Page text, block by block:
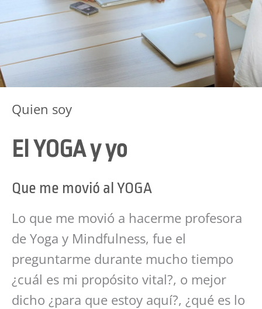
Quien soy
El YOGA y yo
Que me movió al YOGA
Lo que me movió a hacerme profesora
de Yoga y Mindfulness, fue el
preguntarme durante mucho tiempo
¿cuál es mi propósito vital?, o mejor
dicho ¿para que estoy aquí?, ¿qué es lo